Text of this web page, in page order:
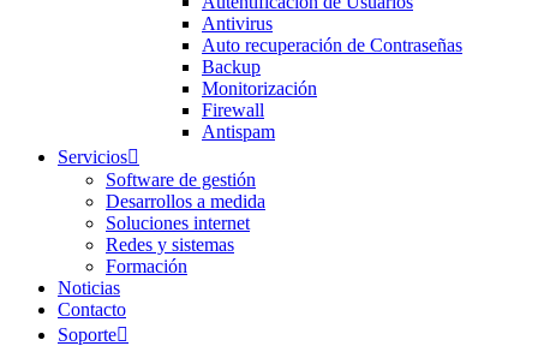
Antivirus
Auto recuperación de Contraseñas
Backup
Monitorización
Firewall
Antispam
Servicios
Software de gestión
Desarrollos a medida
Soluciones internet
Redes y sistemas
Formación
Noticias
Contacto
Soporte